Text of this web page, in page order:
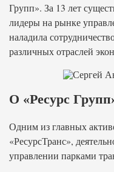
Групп». За 13 лет
лидеры на рынке
наладила
различных отраслей
О «Ресурс
Одним из главных
«РесурсТранс»,
управлении парками